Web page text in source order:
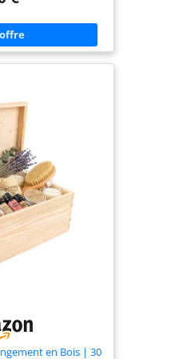
telles que le
Vous pouvez ainsi
photos, lettres, et
un look maritime. Il
brut. STIMULE
idée décorative de la
est la peinture. La
adaptée, car elle
La technique des
pochoir est aussi
caisse de rangement
est en bois solide
couvercle à charnière
au couvercle et à la
précieux sont à l’abri
curieux.
en Bois | 30